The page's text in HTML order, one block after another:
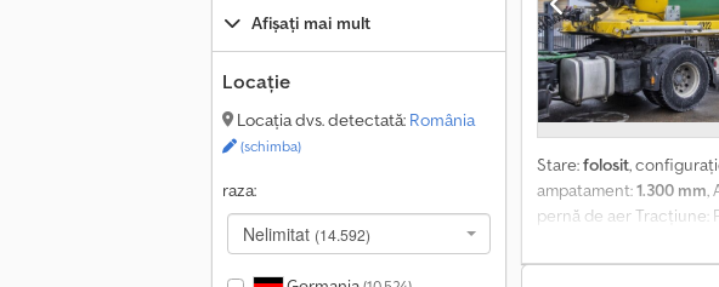
Afișați mai mult
Locație
Locația dvs. detectată: România
(schimba)
raza:
Nelimitat (14.592)
Stare:folosit,
ampatament:1.300 mm,
pernă de aer Tracțiune: